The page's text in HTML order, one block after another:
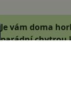
Je vám doma
parádní chytrou